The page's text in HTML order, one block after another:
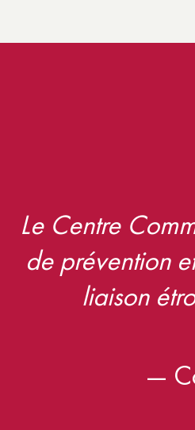
Le Centre
de prévention
liaison
—